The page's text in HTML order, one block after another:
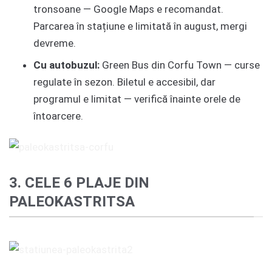
tronsoane — Google Maps e recomandat.
Parcarea în stațiune e limitată în august, mergi
devreme.
Cu autobuzul: Green Bus din Corfu Town — curse
regulate în sezon. Biletul e accesibil, dar
programul e limitat — verifică înainte orele de
întoarcere.
3. CELE 6 PLAJE DIN
PALEOKASTRITSA